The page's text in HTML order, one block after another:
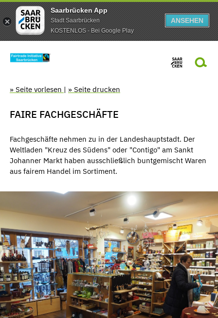
Saarbrücken App
Stadt Saarbrücken
KOSTENLOS - Bei Google Play
ANSEHEN
» Seite vorlesen | » Seite drucken
FAIRE FACHGESCHÄFTE
Fachgeschäfte nehmen zu in der Landeshauptstadt. Der
Weltladen "Kreuz des Südens" oder "Contigo" am Sankt
Johanner Markt haben ausschließlich buntgemischt Waren
aus fairem Handel im Sortiment.